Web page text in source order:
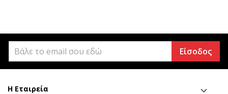
Είσοδος
Η Εταιρεία